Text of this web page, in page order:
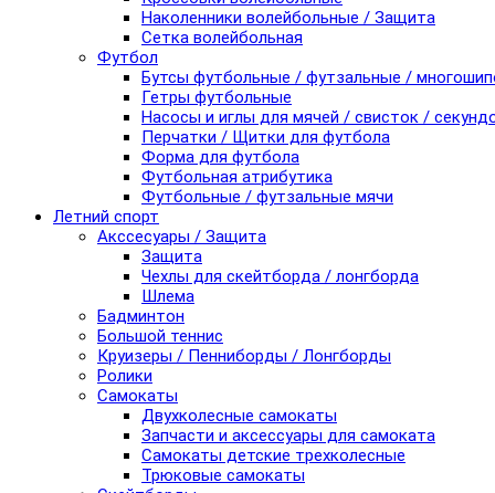
Наколенники волейбольные / Защита
Сетка волейбольная
Футбол
Бутсы футбольные / футзальные /
Гетры футбольные
Насосы и иглы для мячей / свисток /
Перчатки / Щитки для футбола
Форма для футбола
Футбольная атрибутика
Футбольные / футзальные мячи
Летний спорт
Акссесуары / Защита
Защита
Чехлы для скейтборда / лонгборда
Шлема
Бадминтон
Большой теннис
Круизеры / Пенниборды / Лонгборды
Ролики
Самокаты
Двухколесные самокаты
Запчасти и аксессуары для самоката
Самокаты детские трехколесные
Трюковые самокаты